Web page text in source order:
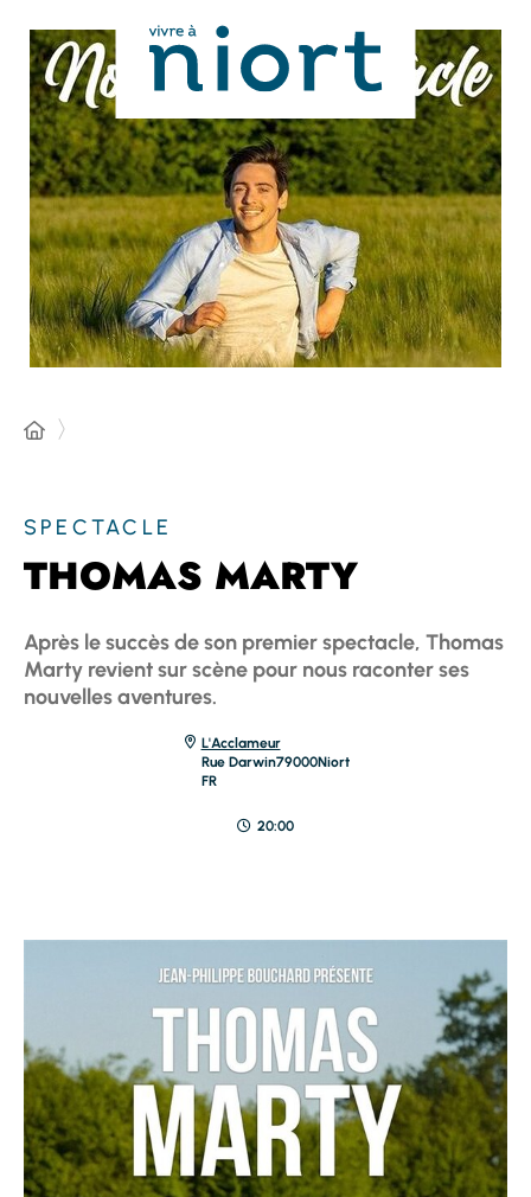
SPECTACLE
THOMAS MARTY
Après le succès de son premier spectacle, Thomas
Marty revient sur scène pour nous raconter ses
nouvelles aventures.
L'Acclameur
Rue Darwin79000Niort
FR
20:00